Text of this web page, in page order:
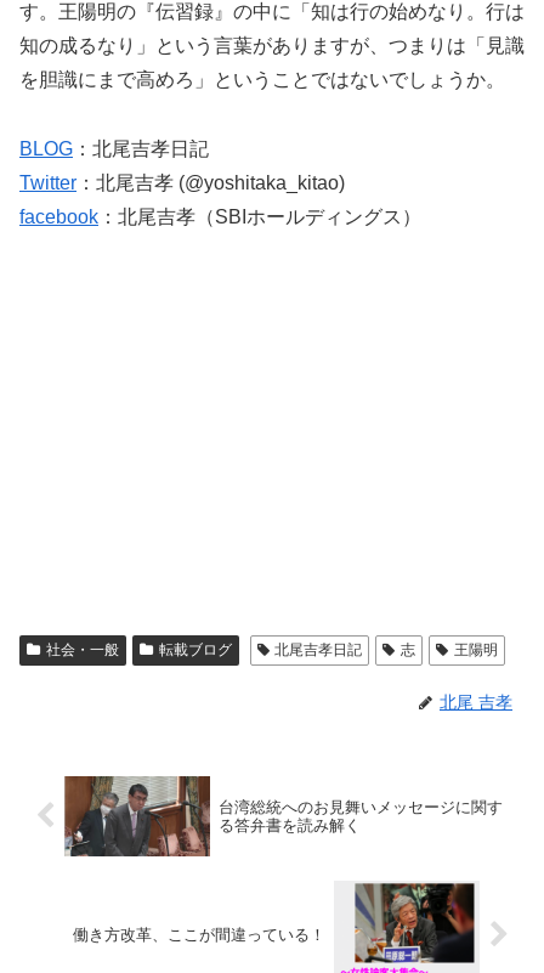
す。王陽明の『伝習録』の中に「知は行の始めなり。行は
知の成るなり」という言葉がありますが、つまりは「見識
を胆識にまで高めろ」ということではないでしょうか。
BLOG ：北尾吉孝日記
Twitter ：北尾吉孝 (@yoshitaka_kitao)
facebook ：北尾吉孝（SBIホールディングス）
社会・一般 転載ブログ 北尾吉孝日記 志 王陽明
北尾 吉孝
台湾総統へのお見舞いメッセージに関す
る答弁書を読み解く
働き方改革、ここが間違っている！